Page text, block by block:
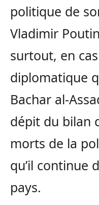
politique de
Vladimir
surtout, en
diplomatique
Bachar al-
dépit du bilan
morts de la
qu’il continue
pays.